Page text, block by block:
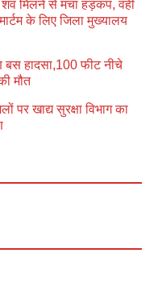
मिलने से मचा हड़कंप, वही
के लिए जिला मुख्यालय
हादसा,100 फीट नीचे
मौत
पर खाद्य सुरक्षा विभाग का